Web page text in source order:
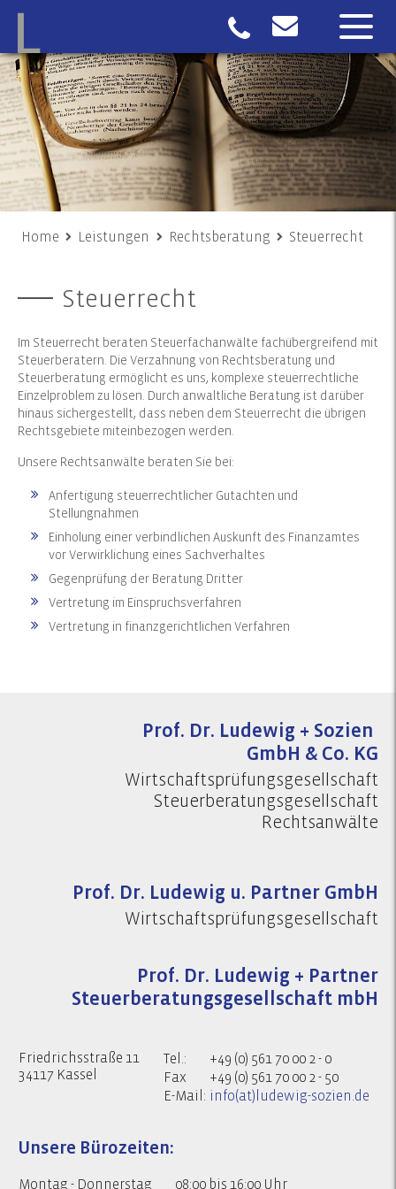
Home Leistungen Rechtsberatung Steuerrecht
Steuerrecht
Im Steuerrecht beraten Steuerfachanwälte fachübergreifend mit
Steuerberatern. Die Verzahnung von Rechtsberatung und
Steuerberatung ermöglicht es uns, komplexe steuerrechtliche
Einzelproblem zu lösen. Durch anwaltliche Beratung ist darüber
hinaus sichergestellt, dass neben dem Steuerrecht die übrigen
Rechtsgebiete miteinbezogen werden.
Unsere Rechtsanwälte beraten Sie bei:
Anfertigung steuerrechtlicher Gutachten und
Stellungnahmen
Einholung einer verbindlichen Auskunft des Finanzamtes
vor Verwirklichung eines Sachverhaltes
Gegenprüfung der Beratung Dritter
Vertretung im Einspruchsverfahren
Vertretung in finanzgerichtlichen Verfahren
Prof. Dr. Ludewig + Sozien
GmbH & Co. KG
Wirtschaftsprüfungsgesellschaft
Steuerberatungsgesellschaft
Rechtsanwälte
Prof. Dr. Ludewig u. Partner GmbH
Wirtschaftsprüfungsgesellschaft
Prof. Dr. Ludewig + Partner
Steuerberatungsgesellschaft mbH
Friedrichsstraße 11
34117 Kassel
Tel.:
+49 (0) 561 70 00 2 - 0
Fax
+49 (0) 561 70 00 2 - 50
E-Mail: info(at)ludewig-sozien.de
Unsere Bürozeiten:
Montag - Donnerstag 08:00 bis 16:00 Uhr